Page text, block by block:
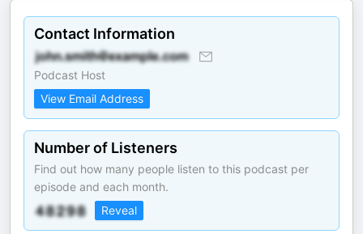
Contact Information
Podcast Host
View Email Address
Number of Listeners
Find out how many people listen to this podcast per
episode and each month.
Reveal